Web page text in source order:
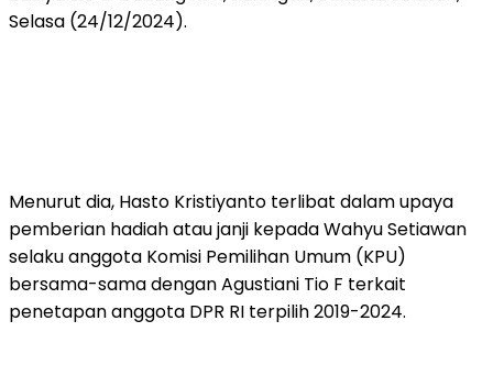
Selasa (24/12/2024).
Menurut dia, Hasto Kristiyanto terlibat dalam upaya
pemberian hadiah atau janji kepada Wahyu Setiawan
selaku anggota Komisi Pemilihan Umum (KPU)
bersama-sama dengan Agustiani Tio F terkait
penetapan anggota DPR RI terpilih 2019-2024.